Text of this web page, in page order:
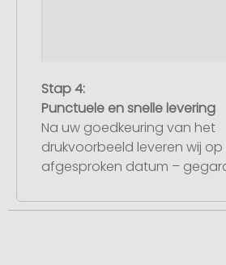
Stap 4:
Punctuele en snelle levering
Na uw goedkeuring van het
drukvoorbeeld leveren wij op
afgesproken datum –